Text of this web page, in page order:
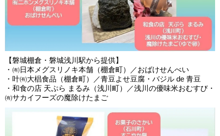
【磐城棚倉・磐城浅川駅から提供】
・㈲日本メグスリノキ本舗（棚倉町）／おばけせんべい
・叶㈲大椙食品（棚倉町）／青豆よせ豆腐・バジル de 青豆
・和食の店 天ぷら まるみ（浅川町）／浅川の優味米おむすび・
㈲サカイフーズの魔除けたまご